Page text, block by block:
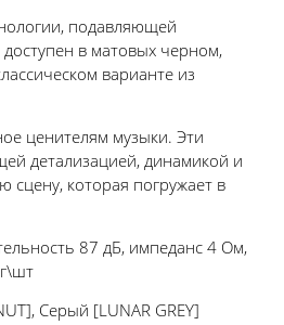
подавляющей
в матовых черном,
варианте из
ценителям музыки. Эти
детализацией, динамикой и
сцену, которая погружает в
87 дБ, импеданс 4 Ом,
Серый [LUNAR GREY]